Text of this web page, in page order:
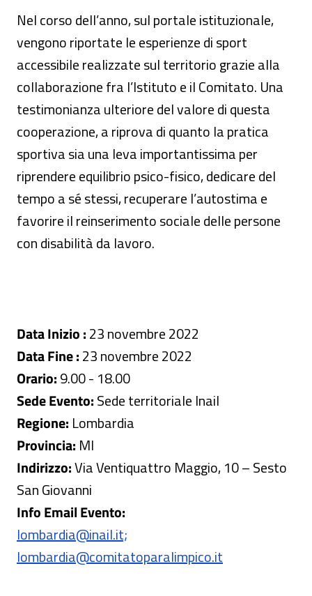
Nel corso dell’anno, sul portale istituzionale,
vengono riportate le esperienze di sport
accessibile realizzate sul territorio grazie alla
collaborazione fra l’Istituto e il Comitato. Una
testimonianza ulteriore del valore di questa
cooperazione, a riprova di quanto la pratica
sportiva sia una leva importantissima per
riprendere equilibrio psico-fisico, dedicare del
tempo a sé stessi, recuperare l’autostima e
favorire il reinserimento sociale delle persone
con disabilità da lavoro.
Data Inizio :23 novembre 2022
Data Fine :23 novembre 2022
Orario:9.00 - 18.00
Sede Evento:Sede territoriale Inail
Regione: Lombardia
Provincia: MI
Indirizzo:Via Ventiquattro Maggio, 10 – Sesto
San Giovanni
Info Email Evento:
lombardia@inail.it;
lombardia@comitatoparalimpico.it